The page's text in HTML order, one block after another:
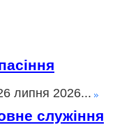
липня 2026...
служіння